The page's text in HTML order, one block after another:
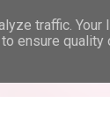
traffic. Your
ensure